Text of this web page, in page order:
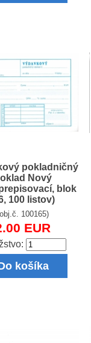
pokladničný
Nový
blok
100 listov)
100165)
EUR
košíka